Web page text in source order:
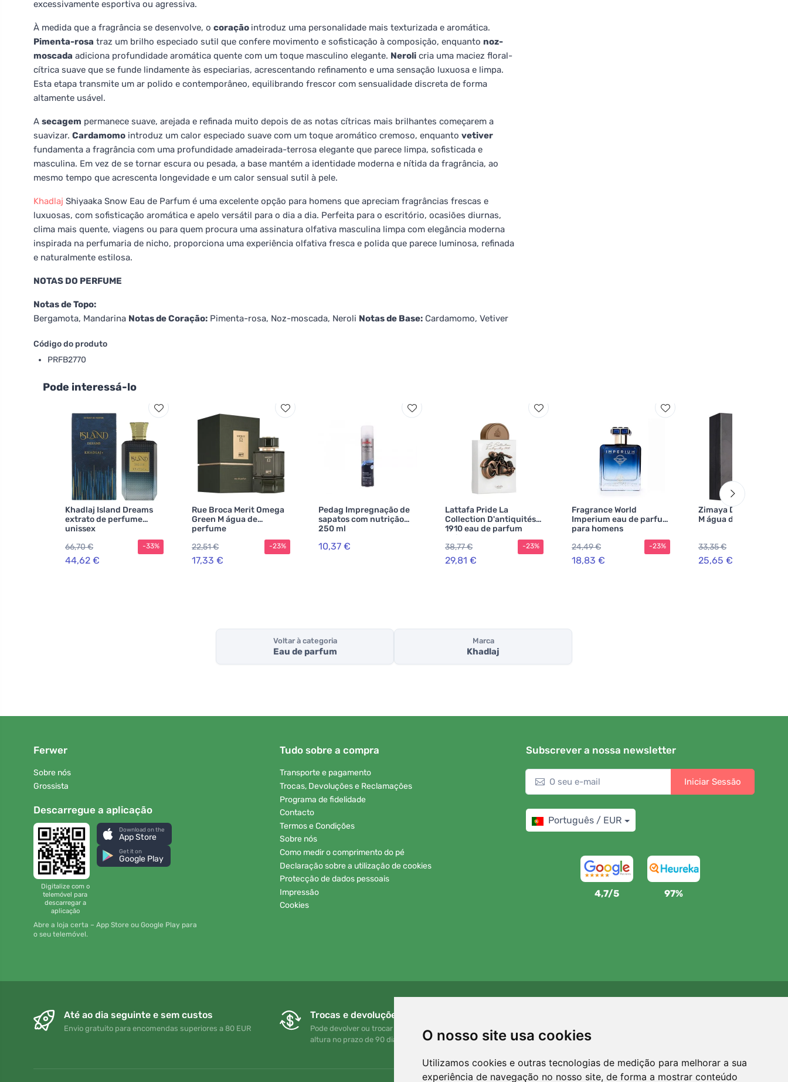
O nosso site usa cookies
Utilizamos cookies e outras tecnologias de medição para melhorar a sua
experiência de navegação no nosso site, de forma a mostrar conteúdo
excessivamente esportiva ou agressiva.
À medida que a fragrância se desenvolve, o coração introduz uma personalidade mais texturizada e aromática.
Pimenta-rosa traz um brilho especiado sutil que confere movimento e sofisticação à composição, enquanto noz-
moscada adiciona profundidade aromática quente com um toque masculino elegante. Neroli cria uma maciez floral-
cítrica suave que se funde lindamente às especiarias, acrescentando refinamento e uma sensação luxuosa e limpa.
Esta etapa transmite um ar polido e contemporâneo, equilibrando frescor com sensualidade discreta de forma
altamente usável.
A secagem permanece suave, arejada e refinada muito depois de as notas cítricas mais brilhantes começarem a
suavizar. Cardamomo introduz um calor especiado suave com um toque aromático cremoso, enquanto vetiver
fundamenta a fragrância com uma profundidade amadeirada-terrosa elegante que parece limpa, sofisticada e
masculina. Em vez de se tornar escura ou pesada, a base mantém a identidade moderna e nítida da fragrância, ao
mesmo tempo que acrescenta longevidade e um calor sensual sutil à pele.
Khadlaj Shiyaaka Snow Eau de Parfum é uma excelente opção para homens que apreciam fragrâncias frescas e
luxuosas, com sofisticação aromática e apelo versátil para o dia a dia. Perfeita para o escritório, ocasiões diurnas,
clima mais quente, viagens ou para quem procura uma assinatura olfativa masculina limpa com elegância moderna
inspirada na perfumaria de nicho, proporciona uma experiência olfativa fresca e polida que parece luminosa, refinada
e naturalmente estilosa.
NOTAS DO PERFUME
Notas de Topo:
Bergamota, Mandarina Notas de Coração: Pimenta-rosa, Noz-moscada, Neroli Notas de Base: Cardamomo, Vetiver
Código do produto
PRFB2770
Pode interessá-lo
Khadlaj Island Dreams
extrato de perfume
unissex
66,70 €
44,62 €
-33%
Rue Broca Merit Omega
Green M água de
perfume
22,51 €
17,33 €
-23%
Pedag Impregnação de
sapatos com nutrição
250 ml
10,37 €
Lattafa Pride La
Collection D'antiquités
1910 eau de parfum
unissexo
38,77 €
29,81 €
-23%
Fragrance World
Imperium eau de parfum
para homens
24,49 €
18,83 €
-23%
Zimaya Daiman
M água de perfume
33,35 €
25,65 €
Voltar à categoria
Eau de parfum
Marca
Khadlaj
Ferwer
Sobre nós
Grossista
Descarregue a aplicação
Digitalize com o
telemóvel para
descarregar a
aplicação
Download on the
App Store
Get it on
Google Play
Abre a loja certa – App Store ou Google Play para
o seu telemóvel.
Tudo sobre a compra
Transporte e pagamento
Trocas, Devoluções e Reclamações
Programa de fidelidade
Contacto
Termos e Condições
Sobre nós
Como medir o comprimento do pé
Declaração sobre a utilização de cookies
Protecção de dados pessoais
Impressão
Cookies
Subscrever a nossa newsletter
Iniciar Sessão
Português / EUR
4,7/5 97%
Até ao dia seguinte e sem custos
Envio gratuito para encomendas superiores a 80 EUR
Trocas e devoluções gratuitas
Pode devolver ou trocar a sua encomenda em qualquer
altura no prazo de 90 dias
Para cada encomenda plantamos uma árvore! Leia mais
Sobre nós